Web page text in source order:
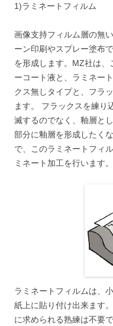
1)ラミネートフィルム
画像支持フィルム層の無
ーン印刷やスプレー塗布
を形成します。MZ社は
ーコート液と、ラミネー
クス無しタイプと、フラ
ます。 フラックスを練り
滅するのでなく、釉層と
部分に釉層を形成したく
で、このラミネートフィ
ミネート加工を行います。
ラミネートフィルムは、
紙上に貼り付け出来ます
に求められる熟練は不要